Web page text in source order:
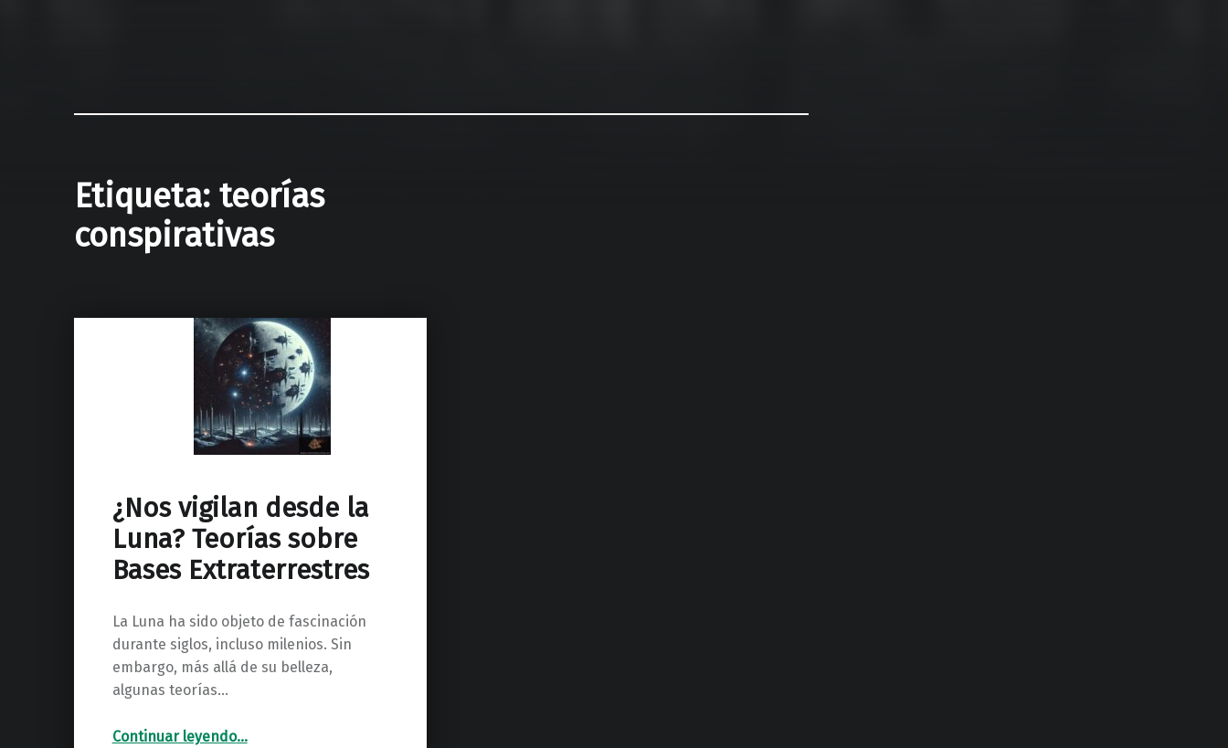
Etiqueta: teorías
conspirativas
¿Nos vigilan desde la
Luna? Teorías sobre
Bases Extraterrestres
La Luna ha sido objeto de fascinación
durante siglos, incluso milenios. Sin
embargo, más allá de su belleza,
algunas teorías…
Continuar leyendo“¿Nos vigilan desde la Luna? Teorías sobre Bases Extraterrestres”
…